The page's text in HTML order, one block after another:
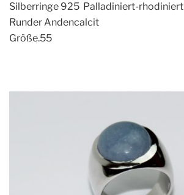
Silberringe 925 Palladiniert-rhodiniert
Runder Andencalcit
Größe.55